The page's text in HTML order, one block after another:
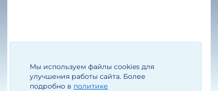
Мы используем файлы cookies для
улучшения работы сайта. Более
подробно в политике
Егизарян И.А.
Генеральный директор